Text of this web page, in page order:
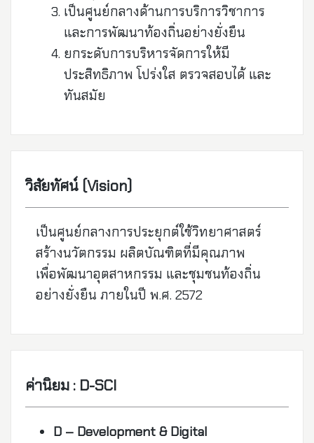
เป็นศูนย์กลางด้านการบริการวิชาการ
และการพัฒนาท้องถิ่นอย่างยั่งยืน
ยกระดับการบริหารจัดการให้มี
ประสิทธิภาพ โปร่งใส ตรวจสอบได้ และ
ทันสมัย
วิสัยทัศน์ (Vision)
เป็นศูนย์กลางการประยุกต์ใช้วิทยาศาสตร์
สร้างนวัตกรรม ผลิตบัณฑิตที่มีคุณภาพ
เพื่อพัฒนาอุตสาหกรรม และชุมชนท้องถิ่น
อย่างยั่งยืน ภายในปี พ.ศ. 2572
ค่านิยม : D-SCI
D – Development & Digital